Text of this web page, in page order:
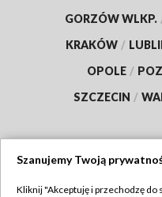
GORZÓW WLKP.
KRAKÓW /
OPOLE /
SZCZECIN /
Szanujemy Twoją
Kliknij "Akceptuję i przechodzę do